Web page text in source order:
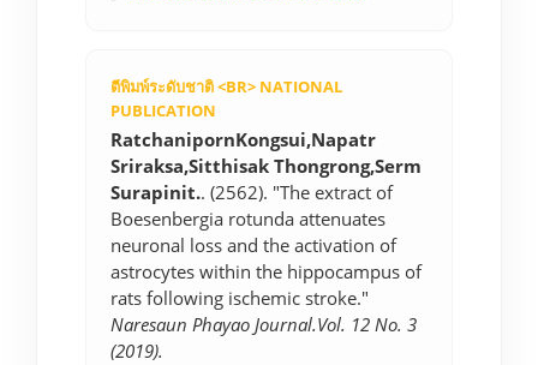
ตีพิมพ์ระดับชาติ <BR> NATIONAL
PUBLICATION
RatchanipornKongsui,Napatr
Sriraksa,Sitthisak Thongrong,Serm
Surapinit.. (2562). "The extract of
Boesenbergia rotunda attenuates
neuronal loss and the activation of
astrocytes within the hippocampus of
rats following ischemic stroke."
Naresaun Phayao Journal.Vol. 12 No. 3
(2019).